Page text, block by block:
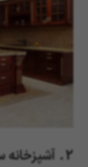
2. آشپزخانه سبز و قهوه‌ای